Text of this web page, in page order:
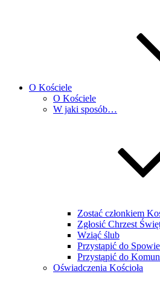
O Kościele
O Kościele
W jaki sposób…
Zostać członkiem
Zgłosić Chrzest
Wziąć ślub
Przystąpić do
Przystąpić do
Oświadczenia Kościoła